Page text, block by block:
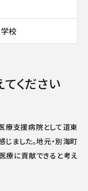
校
ください
療支援病院として道東
ました。地元・別海町
療に貢献できると考え